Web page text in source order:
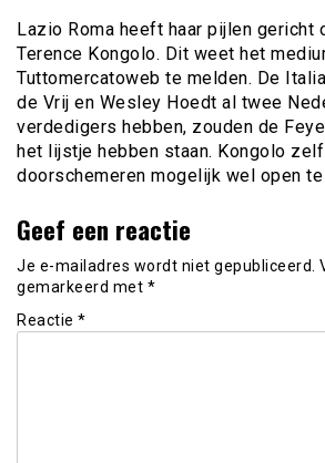
Lazio Roma heeft haar pijlen gericht
Terence Kongolo. Dit weet het
Tuttomercatoweb te melden. De
de Vrij en Wesley Hoedt al twee
verdedigers hebben, zouden de
het lijstje hebben staan. Kongolo
doorschemeren mogelijk wel open
Geef een reactie
Je e-mailadres wordt niet gepubliceerd.
gemarkeerd met *
Reactie *